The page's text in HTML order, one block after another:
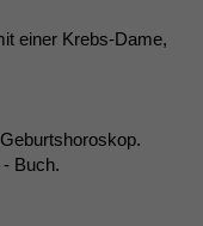
einer Krebs-Dame,
Buch.